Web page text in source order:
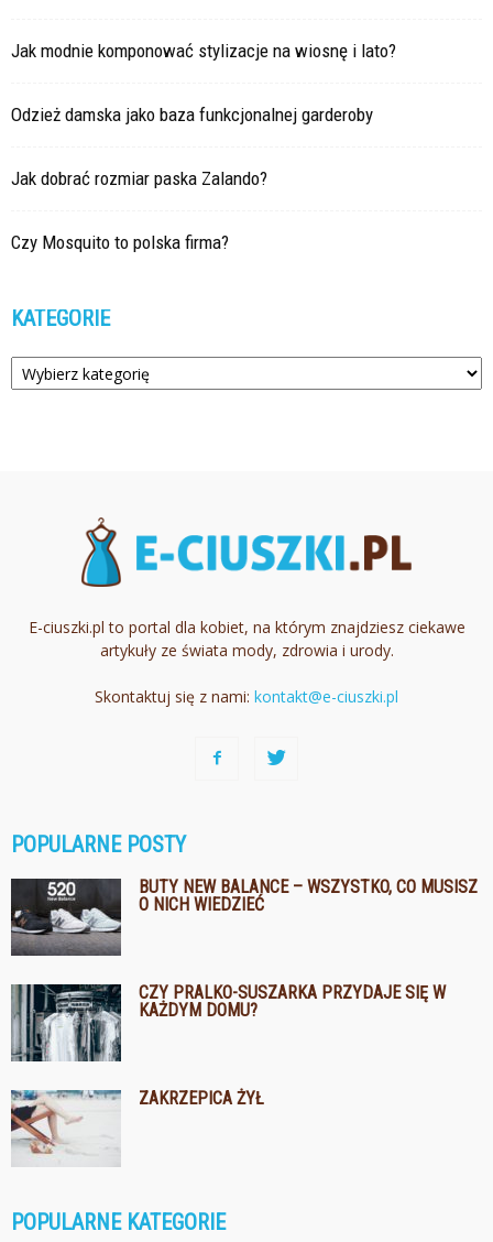
Jak modnie komponować stylizacje na wiosnę i lato?
Odzież damska jako baza funkcjonalnej garderoby
Jak dobrać rozmiar paska Zalando?
Czy Mosquito to polska firma?
KATEGORIE
Kategorie
E-ciuszki.pl to portal dla kobiet, na którym znajdziesz ciekawe
artykuły ze świata mody, zdrowia i urody.
Skontaktuj się z nami: kontakt@e-ciuszki.pl
POPULARNE POSTY
BUTY NEW BALANCE – WSZYSTKO, CO MUSISZ
O NICH WIEDZIEĆ
CZY PRALKO-SUSZARKA PRZYDAJE SIĘ W
KAŻDYM DOMU?
ZAKRZEPICA ŻYŁ
POPULARNE KATEGORIE